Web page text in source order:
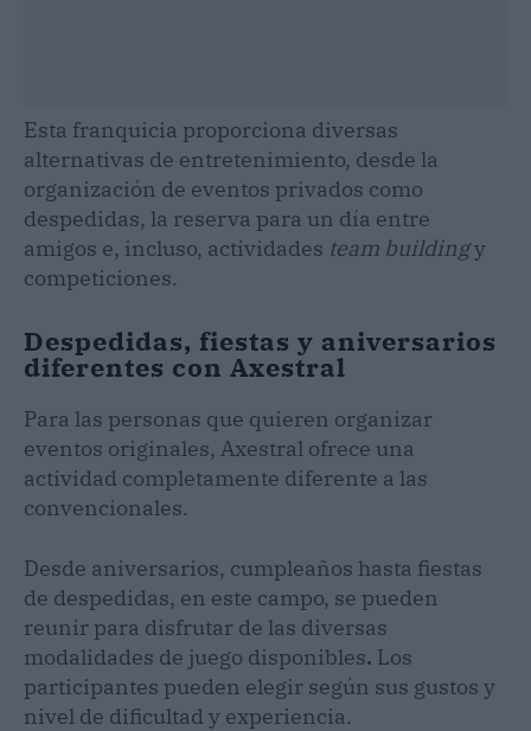
Esta franquicia proporciona diversas
alternativas de entretenimiento, desde la
organización de eventos privados como
despedidas, la reserva para un día entre
amigos e, incluso, actividades team buildingy
competiciones.
Despedidas, fiestas y aniversarios
diferentes con Axestral
Para las personas que quieren organizar
eventos originales, Axestral ofrece una
actividad completamente diferente a las
convencionales.
Desde aniversarios, cumpleaños hasta fiestas
de despedidas, en este campo, se pueden
reunir para disfrutar de las diversas
modalidades de juego disponibles. Los
participantes pueden elegir según sus gustos y
nivel de dificultad y experiencia.